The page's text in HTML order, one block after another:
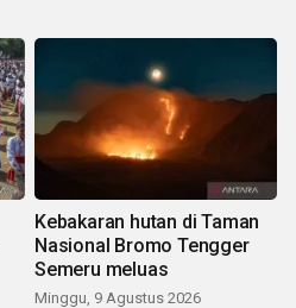
Kebakaran hutan di Taman
Nasional Bromo Tengger
Semeru meluas
Minggu, 9 Agustus 2026